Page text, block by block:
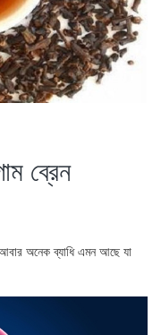
ব্রেন
অনেক ব্যাধি এমন আছে যা